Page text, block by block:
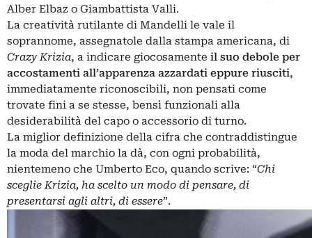
Alber Elbaz o Giambattista Valli.
La creatività rutilante di Mandelli le vale il
soprannome, assegnatole dalla stampa americana, di
Crazy Krizia, a indicare giocosamente il suo debole per
accostamenti all’apparenza azzardati eppure riusciti,
immediatamente riconoscibili, non pensati come
trovate fini a se stesse, bensì funzionali alla
desiderabilità del capo o accessorio di turno.
La miglior definizione della cifra che contraddistingue
la moda del marchio la dà, con ogni probabilità,
nientemeno che Umberto Eco, quando scrive: “Chi
sceglie Krizia, ha scelto un modo di pensare, di
presentarsi agli altri, di essere”.